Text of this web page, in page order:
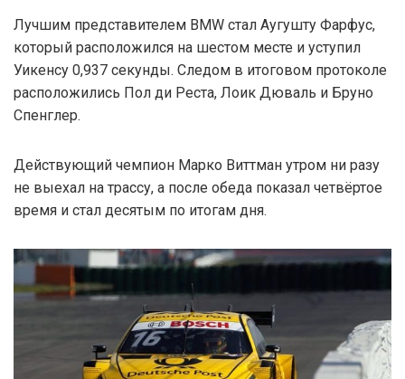
Лучшим представителем BMW стал Аугушту Фарфус,
который расположился на шестом месте и уступил
Уикенсу 0,937 секунды. Следом в итоговом протоколе
расположились Пол ди Реста, Лоик Дюваль и Бруно
Спенглер.
Действующий чемпион Марко Виттман утром ни разу
не выехал на трассу, а после обеда показал четвёртое
время и стал десятым по итогам дня.